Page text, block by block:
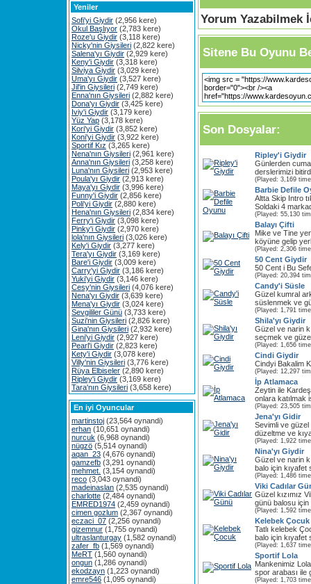
Yeniler
Sofi'yi Giydir (2,956 kere)
Okul Başlıyor (2,783 kere)
Roze'u Giydir (3,118 kere)
Nicky'nin Giysileri (2,822 kere)
Salena'yı Giydir (2,929 kere)
Keny'i Giydir (3,318 kere)
Silviya Giydir (3,029 kere)
Uma'yı Giydir (3,527 kere)
Jil'in Giysileri (2,749 kere)
Enna'nın Giysileri (2,882 kere)
Dona'yı Giydir (3,425 kere)
Iviy'i Giydir (3,179 kere)
Yüz Yap (3,178 kere)
Kori'yi Giydir (3,852 kere)
Koni'yi Giydir (3,922 kere)
Sportif Kız (3,265 kere)
Nena'nın Giysileri (2,961 kere)
Anna'nın Giysileri (3,258 kere)
Luna'nın Giysileri (2,953 kere)
Poula'yı Giydir (2,913 kere)
Maya'yı Giydir (3,996 kere)
Funny'i Giydir (2,856 kere)
Poli'yi Giydir (2,880 kere)
Hena'nın Giysileri (2,834 kere)
Ferry'i Giydir (3,098 kere)
Pinky'i Giydir (2,970 kere)
lola'nın Giysileri (3,026 kere)
Kely'i Giydir (3,277 kere)
Tera'yı Giydir (3,169 kere)
Bare'i Giydir (3,009 kere)
Carry'yi Giydir (3,186 kere)
Yuki'yi Giydir (3,146 kere)
Cesy'nin Giysileri (4,076 kere)
Nena'yı Giydir (3,639 kere)
Mena'yı Giydir (3,024 kere)
Sevgililer Günü (3,733 kere)
Suzi'nin Giysileri (2,826 kere)
Gina'nın Giysileri (2,932 kere)
Leni'yi Giydir (2,927 kere)
Pearl'i Giydir (2,823 kere)
Kety'i Giydir (3,078 kere)
Villy'nin Giysileri (3,776 kere)
Rüya Elbiseler (2,890 kere)
Ripley'i Giydir (3,169 kere)
Tara'nın Giysileri (3,658 kere)
En iyi Oyuncular
martinstoj (23,564 oynandi)
erhan (10,651 oynandi)
nurcuk (6,968 oynandi)
nügzö (5,514 oynandi)
aqan_23 (4,676 oynandi)
gamzefb (3,291 oynandi)
mehmet. (3,154 oynandi)
reco (3,043 oynandi)
madeinaslan (2,535 oynandi)
charlotte (2,484 oynandi)
EMRED1974 (2,459 oynandi)
cimen gozlum (2,367 oynandi)
eczaci_07 (2,256 oynandi)
gizemnur (1,755 oynandi)
ultraslanturgay (1,582 oynandi)
zafer_fb (1,569 oynandi)
MeRT (1,560 oynandi)
ongun (1,286 oynandi)
ekodzayn (1,223 oynandi)
emre546 (1,095 oynandi)
Yorum Yazabilmek
Sitene Bu Oyunu
Son Dosyalar:
Ripley'i Giydir
Günlerden
derslerimizi
(Played: 3,169
Barbie Defile
Altta Skip Intro
Soldaki 4
(Played: 55,130
Balayı Çifti
Mike ve Tine
köyüne gelip
(Played: 2,306
50 Cent Giydir
50 Cent i Bu
(Played: 20,394
Candy'i Süsle
Güzel kumral
süslenmek ve
(Played: 1,791
Shila'yı Giydir
Güzel ve narin
seçmek ve
(Played: 1,656
Cindi Giydir
Cindyi Bakalim
(Played: 12,297
İp Atlamaca
Zeytin ile
onlara katılmak
(Played: 23,505
Jena'yı Gidir
Sevimli ve güzel
düzeltme ve
(Played: 1,922
Nina'yı Giydir
Güzel ve narin
balo için kıyafet
(Played: 1,486
Viki Cadılar
Güzel kızımız
günü balosu
(Played: 1,592
Kelebek Çocuk
Tatlı kelebek
balo için kıyafet
(Played: 1,637
Sportif Lola
Mankenimiz
spor arabası ile
(Played: 1,703